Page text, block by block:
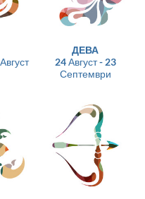
ДЕВА
24 Август - 23
Септември